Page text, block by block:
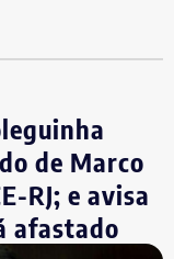
completo
de trabalhadores
que concentram
e garçonetes
de Marco
RJ; e avisa
afastado